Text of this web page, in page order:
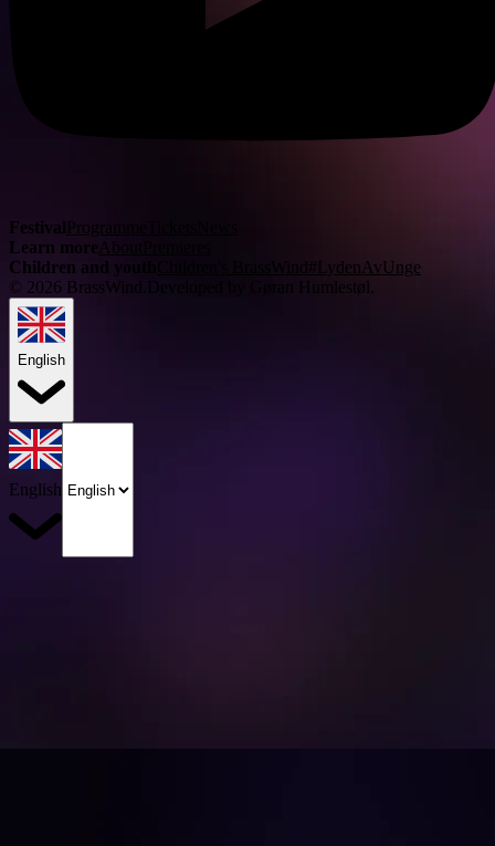
FestivalProgramme
Learn more About
Children and youth
Children's BrassWind#LydenAvUnge
© 2026 BrassWind. Developed by Gøran Humlestøl
English
English